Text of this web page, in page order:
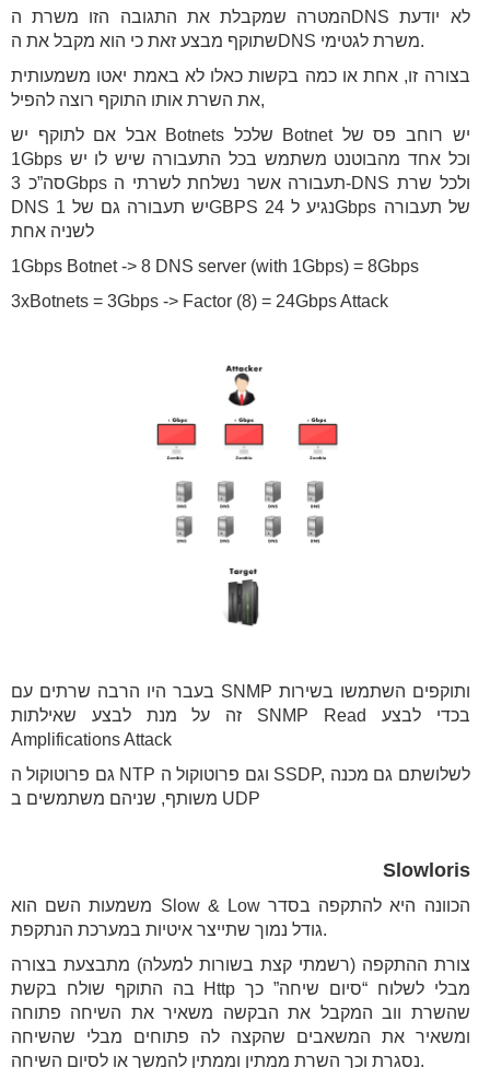
המטרה שמקבלת את התגובה הזו משרת הDNS לא יודעת
שתוקף מבצע זאת כי הוא מקבל את הDNS משרת לגטימי.
בצורה זו, אחת או כמה בקשות כאלו לא באמת יאטו משמעותית
את השרת אותו התוקף רוצה להפיל,
אבל אם לתוקף יש Botnets שלכל Botnet יש רוחב פס של
1Gbps וכל אחד מהבוטנט משתמש בכל התעבורה שיש לו יש
סה”כ 3Gbps תעבורה אשר נשלחת לשרתי ה-DNS ולכל שרת
DNS יש תעבורה גם של 1GBPS נגיע ל 24Gbps של תעבורה
לשניה אחת
1Gbps Botnet -> 8 DNS server (with 1Gbps) = 8Gbps
3xBotnets = 3Gbps -> Factor (8) = 24Gbps Attack
בעבר היו הרבה שרתים עם SNMP ותוקפים השתמשו בשירות
זה על מנת לבצע שאילתות SNMP Read בכדי לבצע
Amplifications Attack
גם פרוטוקול ה NTP וגם פרוטוקול ה SSDP, לשלושתם גם מכנה
משותף, שניהם משתמשים ב UDP
Slowloris
משמעות השם הוא Slow & Low הכוונה היא להתקפה בסדר
גודל נמוך שתייצר איטיות במערכת הנתקפת.
צורת ההתקפה (רשמתי קצת בשורות למעלה) מתבצעת בצורה
בה התוקף שולח בקשת Http מבלי לשלוח “סיום שיחה” כך
שהשרת ווב המקבל את הבקשה משאיר את השיחה פתוחה
ומשאיר את המשאבים שהקצה לה פתוחים מבלי שהשיחה
נסגרת וכך השרת ממתין וממתין להמשך או לסיום השיחה.